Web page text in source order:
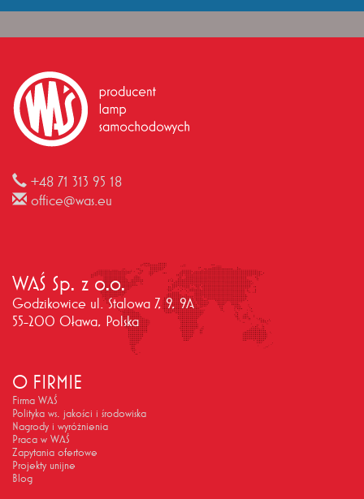
+48 71 313 95 18
office@was.eu
WAŚ Sp. z o.o.
Godzikowice ul. Stalowa 7, 9, 9A
55-200 Oława, Polska
O FIRMIE
Firma WAŚ
Polityka ws. jakości i środowiska
Nagrody i wyróżnienia
Praca w WAŚ
Zapytania ofertowe
Projekty unijne
Blog